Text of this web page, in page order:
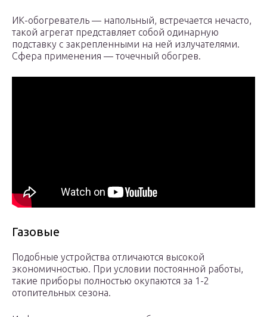
ИК-обогреватель — напольный, встречается нечасто,
такой агрегат представляет собой одинарную
подставку с закрепленными на ней излучателями.
Сфера применения — точечный обогрев.
Газовые
Подобные устройства отличаются высокой
экономичностью. При условии постоянной работы,
такие приборы полностью окупаются за 1-2
отопительных сезона.